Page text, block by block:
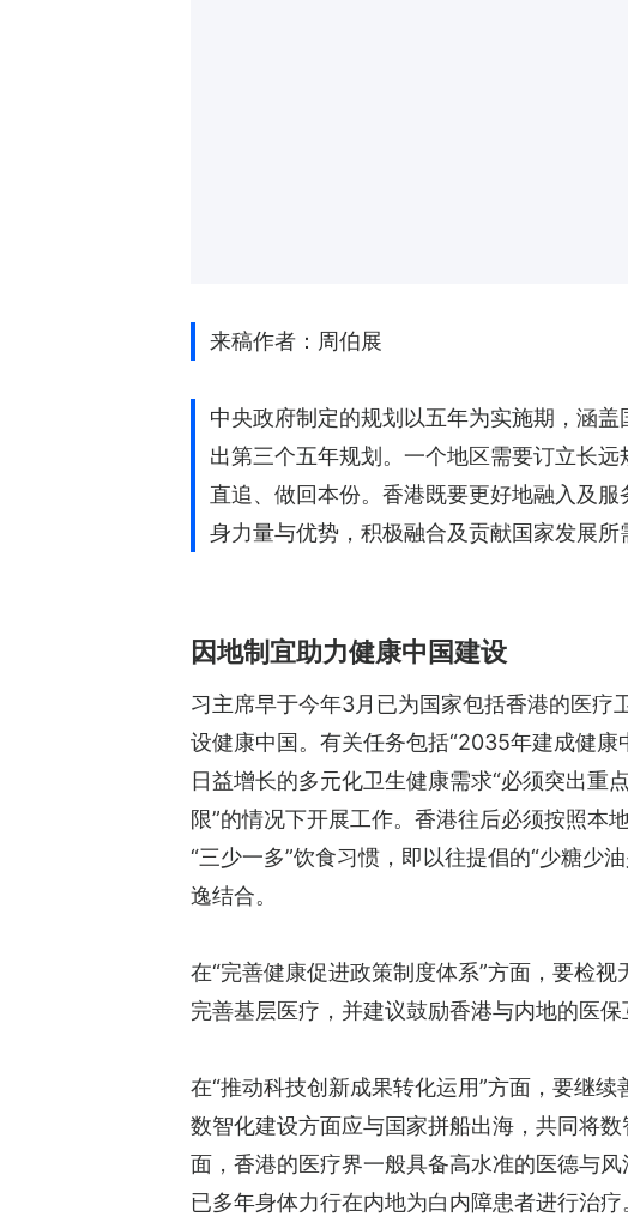
来稿作者：周伯展
中央政府制定的规划以五年为实施期，涵
出第三个五年规划。一个地区需要订立长
直追、做回本份。香港既要更好地融入及
身力量与优势，积极融合及贡献国家发展所
因地制宜助力健康中国建设
习主席早于今年3月已为国家包括香港的医疗
设健康中国。有关任务包括“2035年建成健
日益增长的多元化卫生健康需求“必须突出重
限”的情况下开展工作。香港往后必须按照本
“三少一多”饮食习惯，即以往提倡的“少糖少
逸结合。
在“完善健康促进政策制度体系”方面，要检
完善基层医疗，并建议鼓励香港与内地的医保
在“推动科技创新成果转化运用”方面，要继
数智化建设方面应与国家拼船出海，共同将
面，香港的医疗界一般具备高水准的医德与
已多年身体力行在内地为白内障患者进行治疗